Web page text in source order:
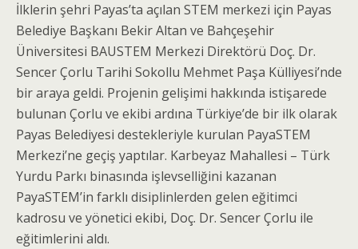
İlklerin şehri Payas’ta açılan STEM merkezi için Payas
Belediye Başkanı Bekir Altan ve Bahçeşehir
Üniversitesi BAUSTEM Merkezi Direktörü Doç. Dr.
Sencer Çorlu Tarihi Sokollu Mehmet Paşa Külliyesi’nde
bir araya geldi. Projenin gelişimi hakkında istişarede
bulunan Çorlu ve ekibi ardına Türkiye’de bir ilk olarak
Payas Belediyesi destekleriyle kurulan PayaSTEM
Merkezi’ne geçiş yaptılar. Karbeyaz Mahallesi – Türk
Yurdu Parkı binasında işlevselliğini kazanan
PayaSTEM’in farklı disiplinlerden gelen eğitimci
kadrosu ve yönetici ekibi, Doç. Dr. Sencer Çorlu ile
eğitimlerini aldı.